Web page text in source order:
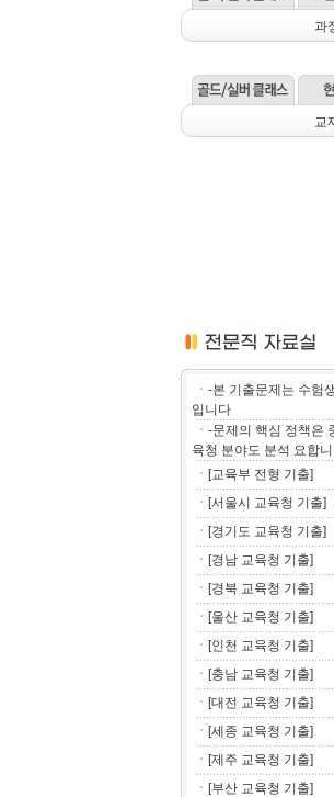
과
교
ㆍ-본 기출문제는 수험
입니다
ㆍ-문제의 핵심 정책은
육청 분야도 분석 요합
ㆍ[교육부 전형 기출]
ㆍ[서울시 교육청 기출]
ㆍ[경기도 교육청 기출]
ㆍ[경남 교육청 기출]
ㆍ[경북 교육청 기출]
ㆍ[울산 교육청 기출]
ㆍ[인천 교육청 기출]
ㆍ[충남 교육청 기출]
ㆍ[대전 교육청 기출]
ㆍ[세종 교육청 기출]
ㆍ[제주 교육청 기출]
ㆍ[부산 교육청 기출]